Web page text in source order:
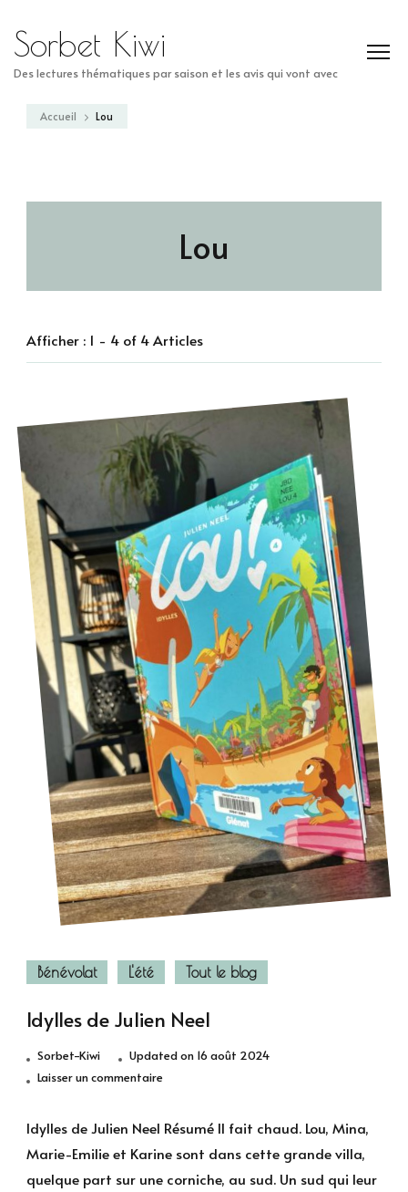
Sorbet Kiwi
Des lectures thématiques par saison et les avis qui vont avec
Accueil Lou
Lou
Afficher : 1 - 4 of 4 Articles
Bénévolat L'été Tout le blog
Idylles de Julien Neel
Sorbet-Kiwi Updated on 16 août 2024
Laisser un commentairesur
de
Neel
Idylles de Julien Neel Résumé Il fait chaud. Lou, Mina,
Marie-Emilie et Karine sont dans cette grande villa,
quelque part sur une corniche, au sud. Un sud qui leur